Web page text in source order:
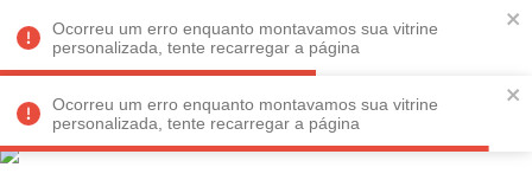
Ocorreu um erro enquanto montavamos sua vitrine
personalizada, tente recarregar a página
Ocorreu um erro enquanto montavamos sua vitrine
personalizada, tente recarregar a página
Faltam REGULAMENTO
Veja produtos perto de você! Informe seu CEP